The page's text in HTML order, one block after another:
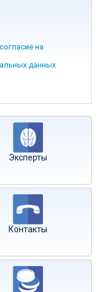
согласие на
данных
Эксперты
Контакты